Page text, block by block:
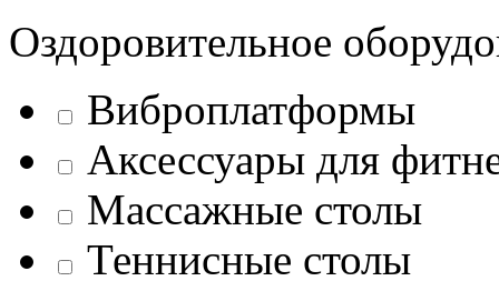
Оздоровительное
Виброплатформы
Аксессуары для
Массажные столы
Теннисные столы